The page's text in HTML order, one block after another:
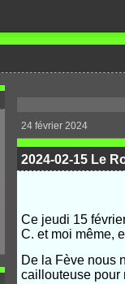
24 février 2024
2024-02-15 Le
Ce jeudi 15
C. et moi même,
De la Fève nous
caillouteuse pour